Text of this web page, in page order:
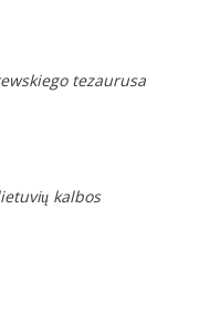
tezaurusa
kalbos